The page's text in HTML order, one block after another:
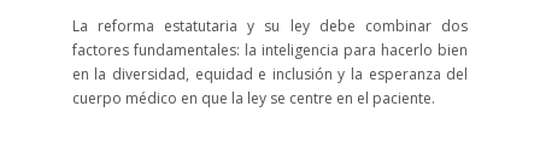
La reforma estatutaria y su ley debe combinar dos
factores fundamentales: la inteligencia para hacerlo bien
en la diversidad, equidad e inclusión y la esperanza del
cuerpo médico en que la ley se centre en el paciente.